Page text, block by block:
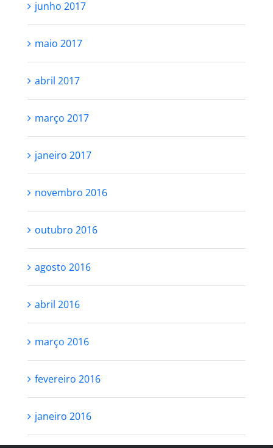
junho 2017
maio 2017
abril 2017
março 2017
janeiro 2017
novembro 2016
outubro 2016
agosto 2016
abril 2016
março 2016
fevereiro 2016
janeiro 2016